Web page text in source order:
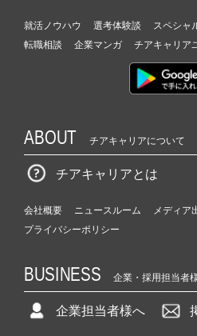
就活ノウハウ 選考体験談 スペシャ
転職相談
企業マンガ チアキャリア
ABOUT チアキャリアについて
チアキャリアとは
会社概要 ニュースルーム
メディア
プライバシーポリシー
BUSINESS 企業・採用担当者
企業担当者様へ